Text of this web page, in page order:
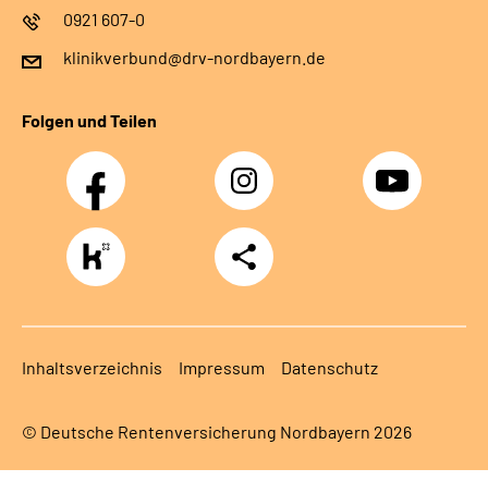
0921 607-0
klinikverbund@drv-nordbayern.de
Folgen und Teilen
Facebook Instagram Youtube
https://www.kununu.com/de/deutsche-
rentenversicherung-
nordbayern6
Teilen
Inhaltsverzeichnis Impressum Datenschutz
© Deutsche Rentenversicherung Nordbayern 2026